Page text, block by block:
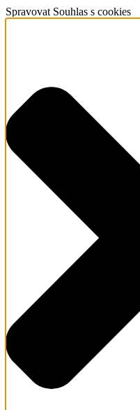
Spravovat Souhlas s cookies